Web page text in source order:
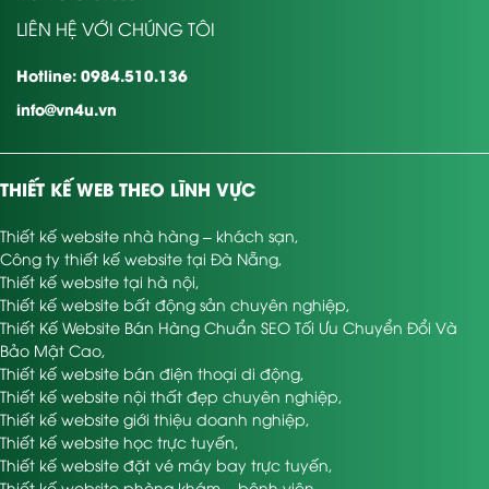
thiết kế web giá bao nhiêu
Chuẩn SEO, không có lỗi
website chính thức cần phải cam kết không mắc phải lỗi gì
ảnh hưởng đến khái quát chung. Đáng chú ý là cần tối ưu hóa
trên phương tiện tìm của mạng, content tin tức bài viết chuẩn
SEO (có blacklink, Alt hình ảnh, meta description,…) . Có liên
kết đến các trang Internet xã hội như trang FB, zalo, mạng,…
Nhất là nội dung cần chứa từ khóa, URL thân thiện và dễ đọc,
content điều hướng linh hoạt & tiện ích cho người coi.
dễ dàng quản lý
Trang quản trị cần phải được thiết kế dễ dàng sử dụng, dễ
LIÊN HỆ VỚI CHÚNG TÔI
Hotline: 0984.510.136
info@vn4u.vn
THIẾT KẾ WEB THEO LĨNH VỰC
Thiết kế website nhà hàng – khách sạn,
Công ty thiết kế website tại Đà Nẵng,
Thiết kế website tại hà nội,
Thiết kế website bất động sản chuyên nghiệp,
Thiết Kế Website Bán Hàng Chuẩn SEO Tối Ưu Chuyển Đổi Và
Bảo Mật Cao,
Thiết kế website bán điện thoại di động,
Thiết kế website nội thất đẹp chuyên nghiệp,
Thiết kế website giới thiệu doanh nghiệp,
Thiết kế website học trực tuyến,
Thiết kế website đặt vé máy bay trực tuyến,